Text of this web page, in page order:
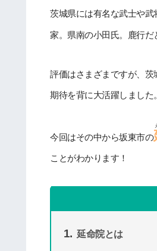
茨城県には有名な武士や武
家。県南の小田氏。鹿行
評価はさまざまですが、
期待を背に大活躍しました
今回はその中から坂東市の
ことがわかります！
延命院とは